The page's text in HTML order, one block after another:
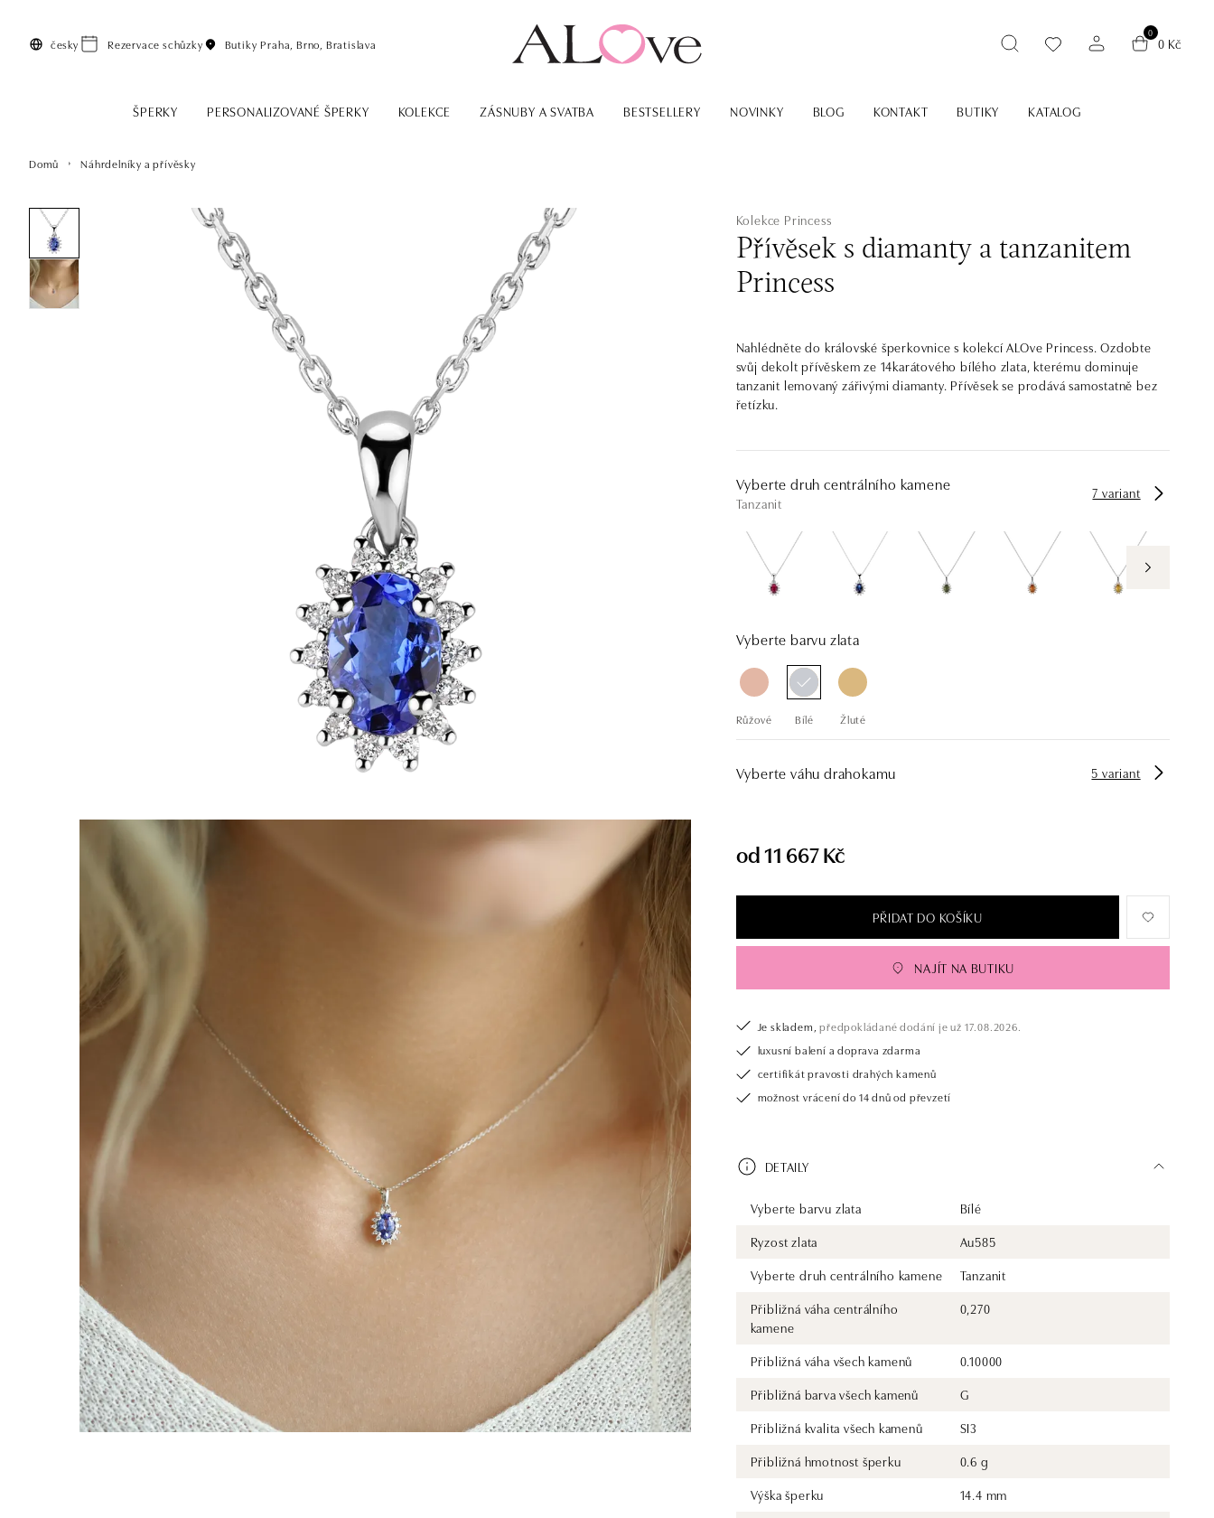
česky Rezervace schůzky Butiky Praha, Brno, Bratislava
0
0 Kč
ŠPERKY PERSONALIZOVANÉ ŠPERKY KOLEKCE ZÁSNUBY A SVATBA BESTSELLERY NOVINKY BLOG KONTAKT BUTIKY KATALOG
Domů Náhrdelníky a přívěsky
Kolekce Princess
Přívěsek s diamanty a tanzanitem
Princess
Nahlédněte do královské šperkovnice s kolekcí ALOve Princess. Ozdobte
svůj dekolt přívěskem ze 14karátového bílého zlata, kterému dominuje
tanzanit lemovaný zářivými diamanty. Přívěsek se prodává samostatně bez
řetízku.
Vyberte druh centrálního kamene
Tanzanit
7 variant
Vyberte barvu zlata
Růžové Bílé Žluté
Vyberte váhu drahokamu 5 variant
od 11 667 Kč
PŘIDAT DO KOŠÍKU
NAJÍT NA BUTIKU
Je skladem, předpokládané dodání je už 17.08.2026.
luxusní balení a doprava zdarma
certifikát pravosti drahých kamenů
možnost vrácení do 14 dnů od převzetí
DETAILY
Vyberte barvu zlata
Bílé
Ryzost zlata
Au585
Vyberte druh centrálního kamene
Tanzanit
Přibližná váha centrálního
kamene
0,270
Přibližná váha všech kamenů
0.10000
Přibližná barva všech kamenů
G
Přibližná kvalita všech kamenů
SI3
Přibližná hmotnost šperku
0.6 g
Výška šperku
14.4 mm